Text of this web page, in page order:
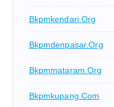
Bkpmkendari.org
Bkpmdenpasar.org
Bkpmmataram.org
Bkpmkupang.com